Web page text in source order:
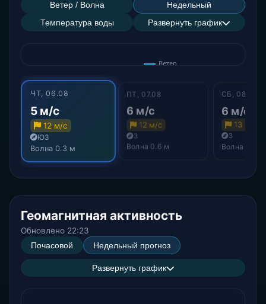
Ветер / Волна
Недельный
Температура воды
Развернуть график
ЧТ, 06.08
5 м/с
12 м/с
ЮЗ
Волна 0.3 м
ПТ, 07.08
6 м/с
12 м/с
З
Волна 0.6 м
СБ, 08.08
6 м/с
13 м/с
З
Волна 0.6 м
Геомагнитная активность
Обновлено 22:23
Почасовой
Недельный прогноз
Развернуть график